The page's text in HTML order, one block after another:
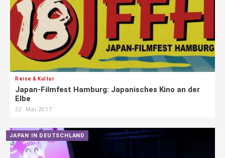
Reise & Kultur
Japan-Filmfest Hamburg: Japanisches Kino an der
Elbe
22. Mai 2017
JAPAN IN DEUTSCHLAND